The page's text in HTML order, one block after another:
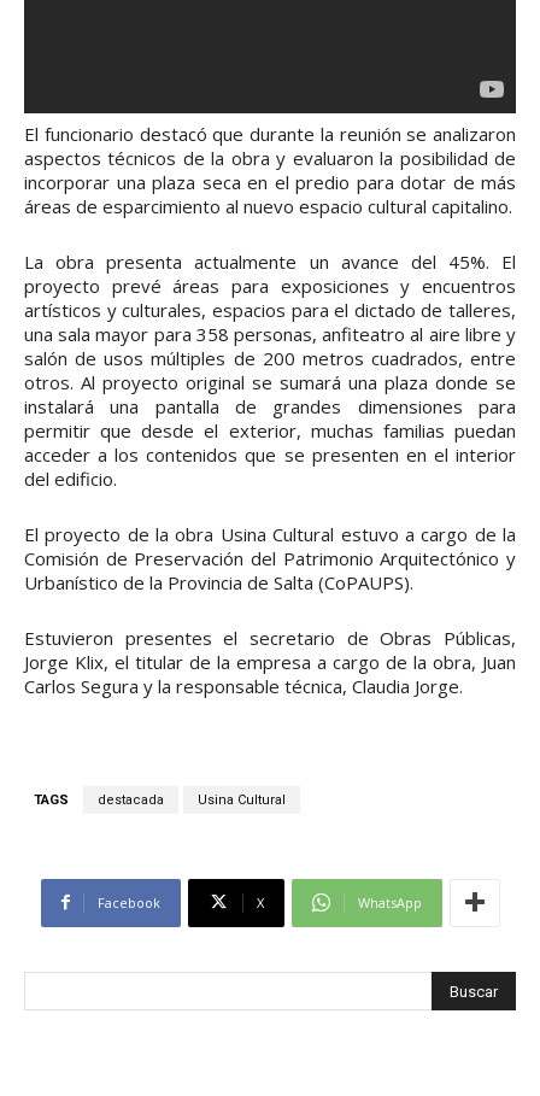
El funcionario destacó que durante la reunión se analizaron
aspectos técnicos de la obra y evaluaron la posibilidad de
incorporar una plaza seca en el predio para dotar de más
áreas de esparcimiento al nuevo espacio cultural capitalino.
La obra presenta actualmente un avance del 45%. El
proyecto prevé áreas para exposiciones y encuentros
artísticos y culturales, espacios para el dictado de talleres,
una sala mayor para 358 personas, anfiteatro al aire libre y
salón de usos múltiples de 200 metros cuadrados, entre
otros. Al proyecto original se sumará una plaza donde se
instalará una pantalla de grandes dimensiones para
permitir que desde el exterior, muchas familias puedan
acceder a los contenidos que se presenten en el interior
del edificio.
El proyecto de la obra Usina Cultural estuvo a cargo de la
Comisión de Preservación del Patrimonio Arquitectónico y
Urbanístico de la Provincia de Salta (CoPAUPS).
Estuvieron presentes el secretario de Obras Públicas,
Jorge Klix, el titular de la empresa a cargo de la obra, Juan
Carlos Segura y la responsable técnica, Claudia Jorge.
TAGS destacada Usina Cultural
Facebook X WhatsApp